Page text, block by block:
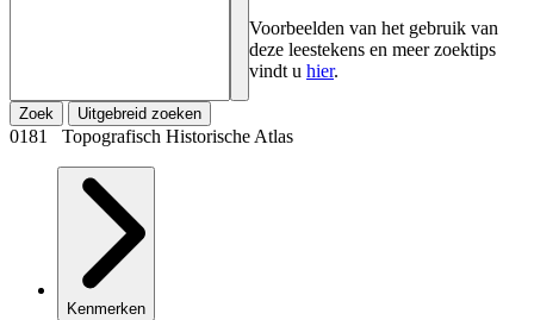
Voorbeelden van het gebruik van
deze leestekens en meer zoektips
vindt u hier.
Zoek Uitgebreid zoeken
0181 Topografisch Historische Atlas
Kenmerken